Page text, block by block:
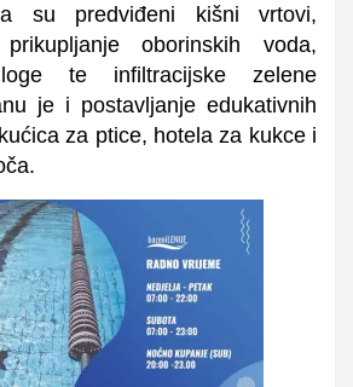
su predviđeni kišni vrtovi,
oborinskih voda,
te infiltracijske zelene
je i postavljanje edukativnih
za ptice, hotela za kukce i